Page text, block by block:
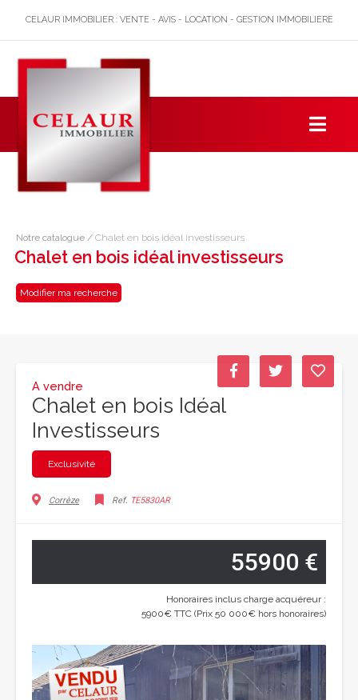
CELAUR IMMOBILIER : VENTE - AVIS - LOCATION - GESTION IMMOBILIERE
Notre catalogue / Chalet en bois idéal investisseurs
Chalet en bois idéal investisseurs
Modifier ma recherche
A vendre
Chalet en bois Idéal
Investisseurs
Exclusivité
Corrèze Ref. TE5830AR
55900 €
Honoraires inclus charge acquéreur :
5900€ TTC (Prix 50 000€ hors honoraires)